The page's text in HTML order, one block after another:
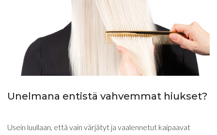
Unelmana entistä vahvemmat hiukset?
Usein luullaan, että vain värjätyt ja vaalennetut kaipaavat